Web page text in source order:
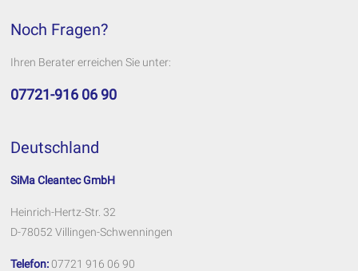
Noch Fragen?
Ihren Berater erreichen Sie unter:
07721-916 06 90
Deutschland
SiMa Cleantec GmbH
Heinrich-Hertz-Str. 32
D-78052 Villingen-Schwenningen
Telefon: 07721 916 06 90